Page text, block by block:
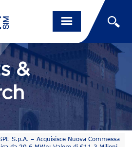
&
S.p.A. – Acquisisce Nuova Commessa